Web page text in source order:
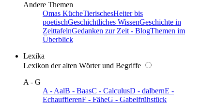
Andere Themen
Omas KücheTierischesHeiter bis
poetischGeschichtliches WissenGeschichte in
ZeittafelnGedanken zur Zeit - BlogThemen im
Überblick
Lexika
Lexikon der alten Wörter und Begriffe
A - G
A - AalB - BaasC - CalculusD - dalbernE -
EchauffierenF - FäheG - Gabelfrühstück